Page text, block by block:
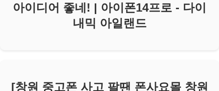
아이디어 좋네! | 아이폰14프로 - 다이
내믹 아일랜드
[창원 중고폰 사고 팔땐 폰사요몰 창원